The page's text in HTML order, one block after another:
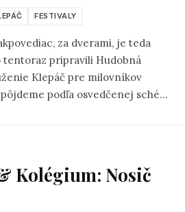
FESTIVALY
za dverami, je teda
tentoraz pripravili Hudobná
Klepáč pre milovníkov
podľa osvedčenej schémy
do ktorej kapela vkladá kúsky
za časté počúvanie.
Kolégium: Nosič